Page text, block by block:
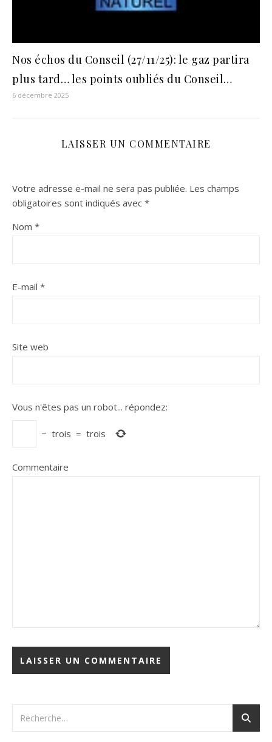
Nos échos du Conseil (27/11/25): le gaz partira
plus tard… les points oubliés du Conseil…
6 décembre 2025
LAISSER UN COMMENTAIRE
Votre adresse e-mail ne sera pas publiée. Les champs
obligatoires sont indiqués avec *
Nom *
E-mail *
Site web
Vous n'êtes pas un robot... répondez:
− trois = trois
Commentaire